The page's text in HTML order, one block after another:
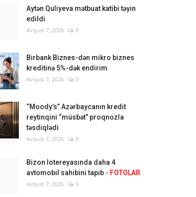
Aytən Quliyeva mətbuat katibi təyin
edildi
Avqust 7, 2026 0
Birbank Biznes-dən mikro biznes
kreditinə 5%-dək endirim
Avqust 7, 2026 0
“Moody’s” Azərbaycanın kredit
reytinqini “müsbət” proqnozla
təsdiqlədi
Avqust 7, 2026 0
Bizon lotereyasında daha 4
avtomobil sahibini tapıb - FOTOLAR
Avqust 7, 2026 0